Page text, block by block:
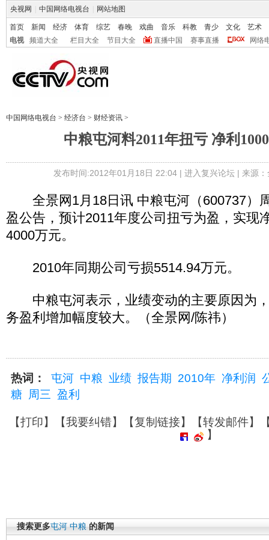
央视网 中国网络电视台 网站地图
首页 新闻 经济 体育 综艺 春晚 戏曲 音乐 科教 青少 文化
艺术
电视
频道大全 栏目大全 节目大全 直播中国 赛事直播 网络
中国网络电视台 > 经济台 > 财经资讯 >
中粮屯河料2011年扭亏 净利
发布时间:2012年01月18日 22:04 | 进入复兴论坛| 来源
全景网1月18日讯 中粮屯河（600737）
盈公告，预计2011年度公司扭亏为盈，实现
4000万元。
2010年同期公司亏损5514.94万元。
中粮屯河表示，业绩变动的主要原因为
务盈利增加幅度较大。（全景网/陈祎）
热词： 屯河 中粮 业绩 报告期 2010年 净利润
糖 周三 盈利
【打印】【我要纠错】【复制链接】【转发邮件】
】
搜索更多屯河 中粮 的新闻